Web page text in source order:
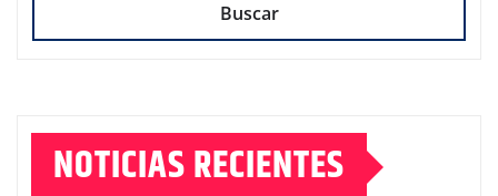
Buscar
NOTICIAS RECIENTES